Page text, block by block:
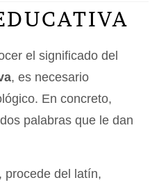
el significado del
, es necesario
En concreto,
palabras que le dan
procede del latín,